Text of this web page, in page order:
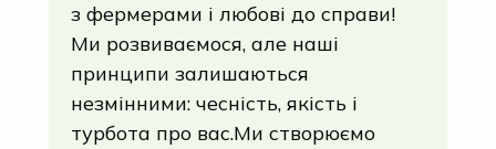
з фермерами і любові до справи!
Ми розвиваємося, але наші
принципи залишаються
незмінними: чесність, якість і
турбота про вас.Ми створюємо